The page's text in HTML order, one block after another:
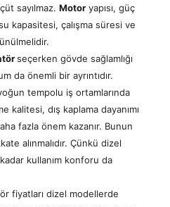
sayılmaz.Motor yapısı, güç
kapasitesi, çalışma süresi ve
seçerken gövde sağlamlığı
da önemli bir ayrıntıdır.
tempolu iş ortamlarında
kalitesi, dış kaplama dayanımı
fazla önem kazanır. Bunun
alınmalıdır. Çünkü dizel
kullanım konforu da
fiyatları dizel modellerde